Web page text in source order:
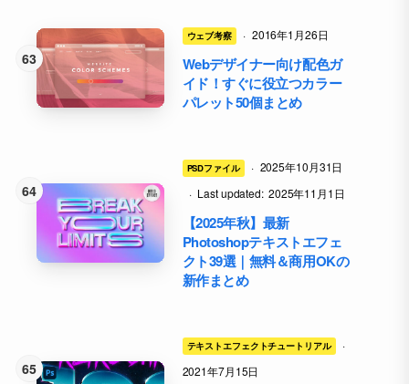
ウェブ考察 · 2016年1月26日
Webデザイナー向け配色ガ
イド！すぐに役立つカラー
パレット50個まとめ
PSDファイル · 2025年10月31日
· Last updated: 2025年11月1日
【2025年秋】最新
Photoshopテキストエフェ
クト39選｜無料＆商用OKの
新作まとめ
テキストエフェクトチュートリアル
·
2021年7月15日